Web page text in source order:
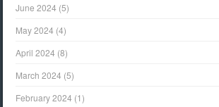
June 2024 (5)
May 2024 (4)
April 2024 (8)
March 2024 (5)
February 2024 (1)